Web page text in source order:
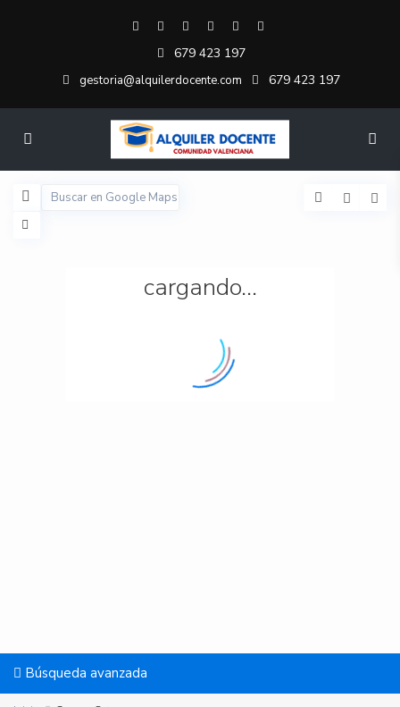
679 423 197
gestoria@alquilerdocente.com 679 423 197
cargando...
Búsqueda avanzada